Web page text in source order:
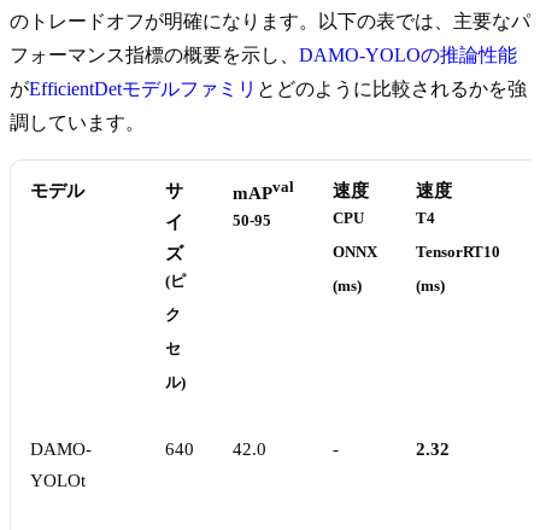
のトレードオフが明確になります。以下の表では、主要なパ
フォーマンス指標の概要を示し、 DAMO-YOLOの推論性能
がEfficientDetモデルファミリ とどのように比較されるかを強
調しています。
モデル
サ
イ
ズ
(ピ
ク
セ
ル)
mAPval
50-95
速度
CPU
ONNX
(ms)
速度
T4
TensorRT10
(ms)
DAMO-
YOLOt
640 42.0 - 2.32